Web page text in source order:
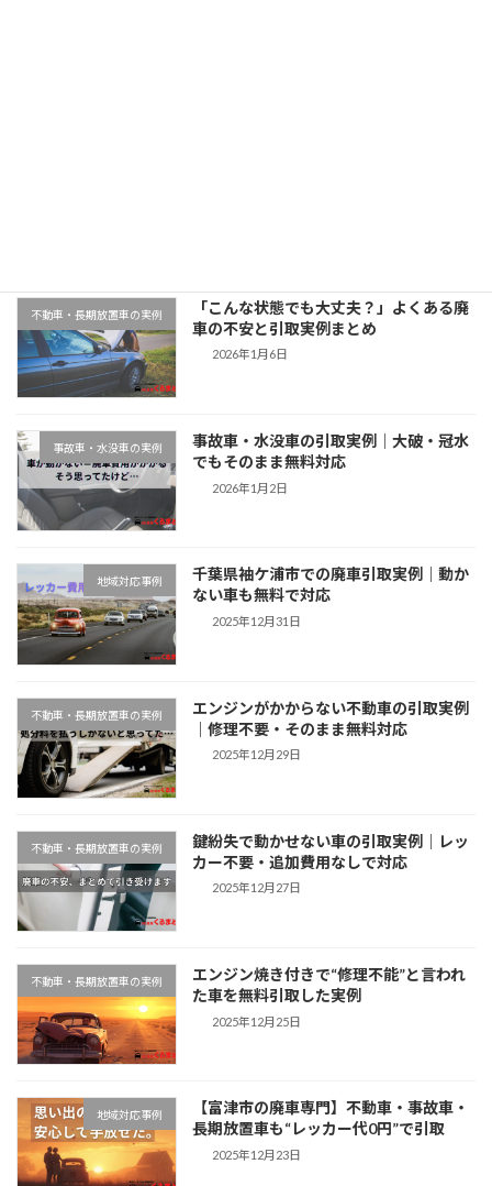
不動車・長期放置車の実例
「こんな状態でも大丈夫？」よくある廃
車の不安と引取実例まとめ
2026年1月6日
事故車・水没車の実例
事故車・水没車の引取実例｜大破・冠水
でもそのまま無料対応
2026年1月2日
地域対応事例
千葉県袖ケ浦市での廃車引取実例｜動か
ない車も無料で対応
2025年12月31日
不動車・長期放置車の実例
エンジンがかからない不動車の引取実例
｜修理不要・そのまま無料対応
2025年12月29日
不動車・長期放置車の実例
鍵紛失で動かせない車の引取実例｜レッ
カー不要・追加費用なしで対応
2025年12月27日
不動車・長期放置車の実例
エンジン焼き付きで“修理不能”と言われ
た車を無料引取した実例
2025年12月25日
地域対応事例
【富津市の廃車専門】不動車・事故車・
長期放置車も“レッカー代0円”で引取
2025年12月23日